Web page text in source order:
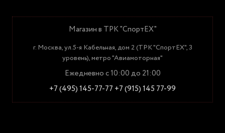
Магазин в ТРК "СпортЕХ"
г. Москва, ул.5-я Кабельная, дом 2 (ТРК "СпортЕХ", 3
уровень), метро "Авиамоторная"
Ежедневно с 10:00 до 21:00
+7 (495) 145-77-77 +7 (915) 145 77-99